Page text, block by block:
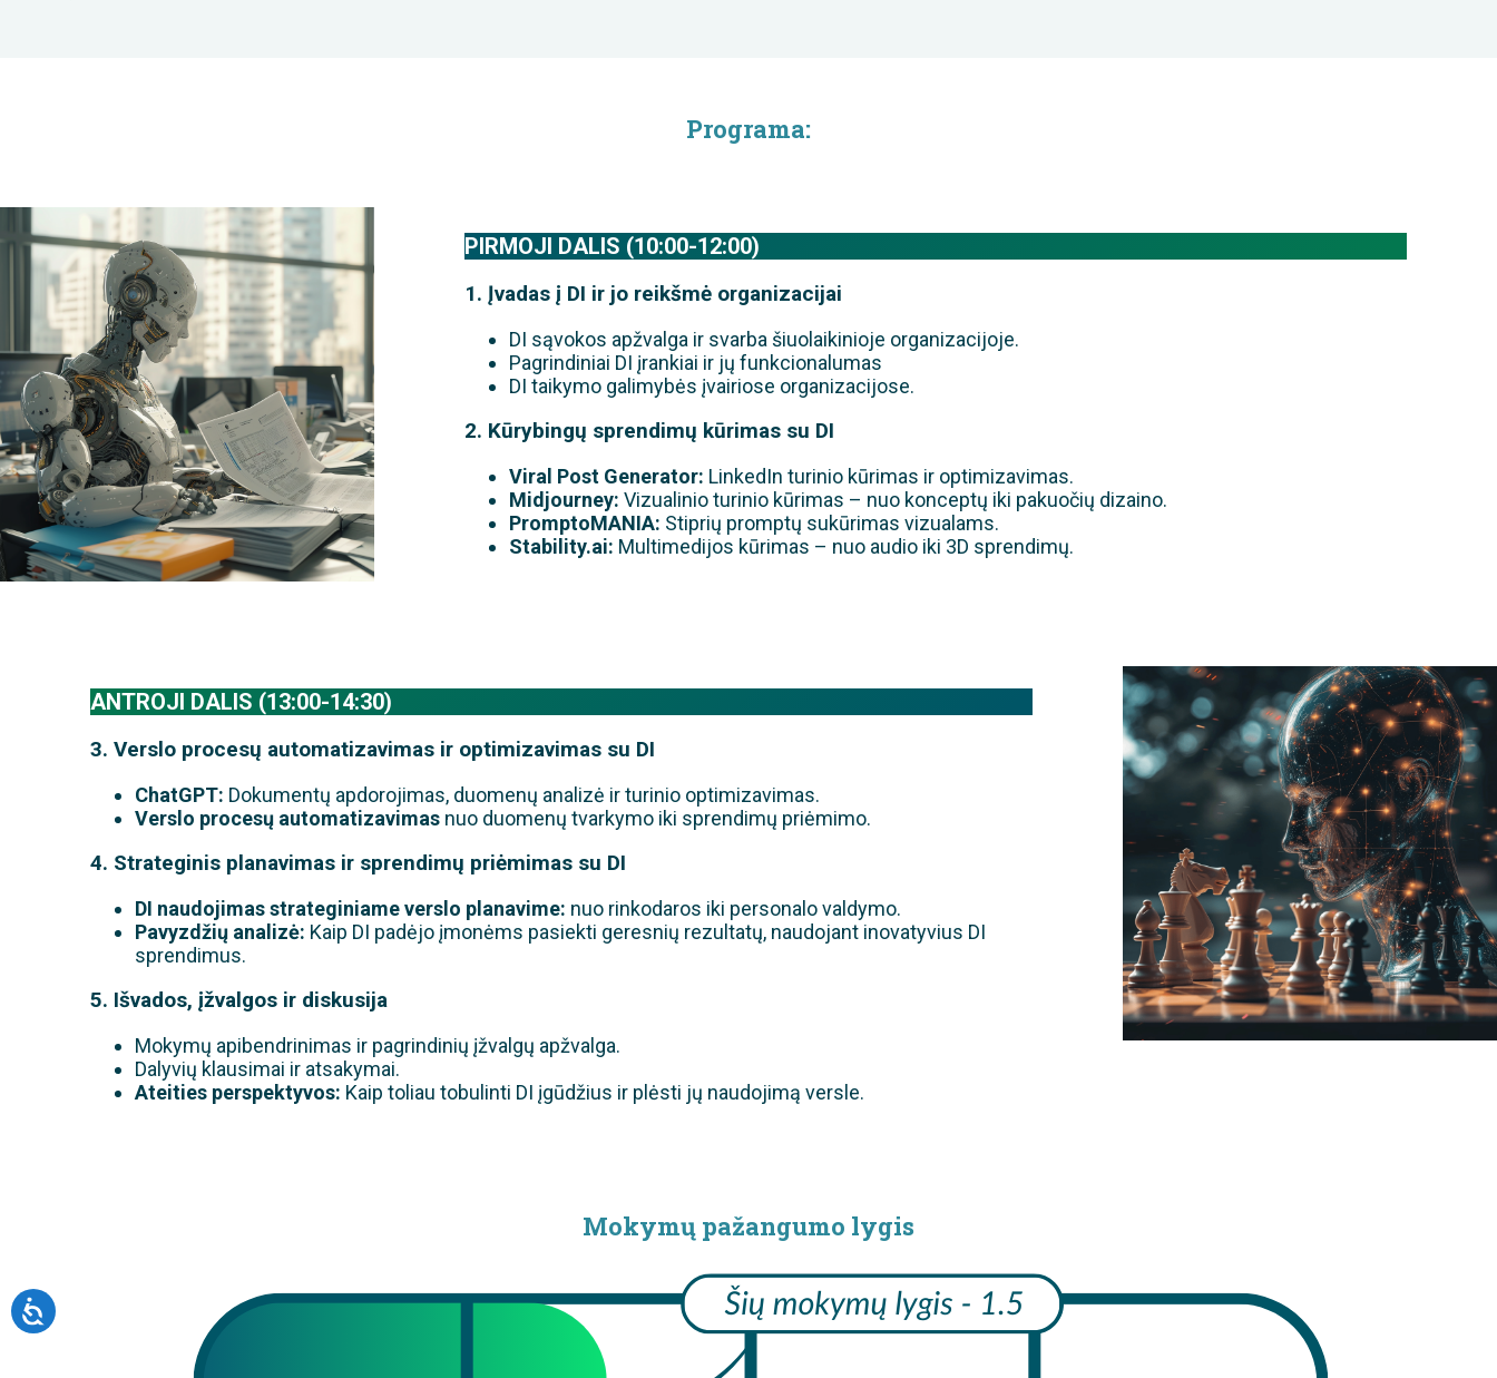
Programa:
PIRMOJI DALIS (10:00-12:00)
1. Įvadas į DI ir jo reikšmė organizacijai
DI sąvokos apžvalga ir svarba šiuolaikinioje organizacijoje.
Pagrindiniai DI įrankiai ir jų funkcionalumas
DI taikymo galimybės įvairiose organizacijose.
2. Kūrybingų sprendimų kūrimas su DI
Viral Post Generator: LinkedIn turinio kūrimas ir optimizavimas.
Midjourney: Vizualinio turinio kūrimas – nuo konceptų iki pakuočių dizaino.
PromptoMANIA: Stiprių promptų sukūrimas vizualams.
Stability.ai: Multimedijos kūrimas – nuo audio iki 3D sprendimų.
ANTROJI DALIS (13:00-14:30)
3. Verslo procesų automatizavimas ir optimizavimas su DI
ChatGPT: Dokumentų apdorojimas, duomenų analizė ir turinio optimizavimas.
Verslo procesų automatizavimasnuo duomenų tvarkymo iki sprendimų priėmimo.
4. Strateginis planavimas ir sprendimų priėmimas su DI
DI naudojimas strateginiame verslo planavime: nuo rinkodaros iki personalo valdymo.
Pavyzdžių analizė: Kaip DI padėjo įmonėms pasiekti geresnių rezultatų, naudojant inovatyvius DI
sprendimus.
5. Išvados, įžvalgos ir diskusija
Mokymų apibendrinimas ir pagrindinių įžvalgų apžvalga.
Dalyvių klausimai ir atsakymai.
Ateities perspektyvos: Kaip toliau tobulinti DI įgūdžius ir plėsti jų naudojimą versle.
Mokymų pažangumo lygis